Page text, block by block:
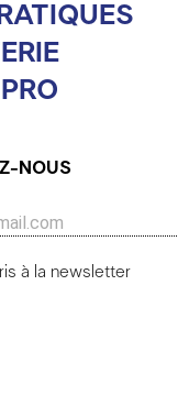
NOUS
à la newsletter